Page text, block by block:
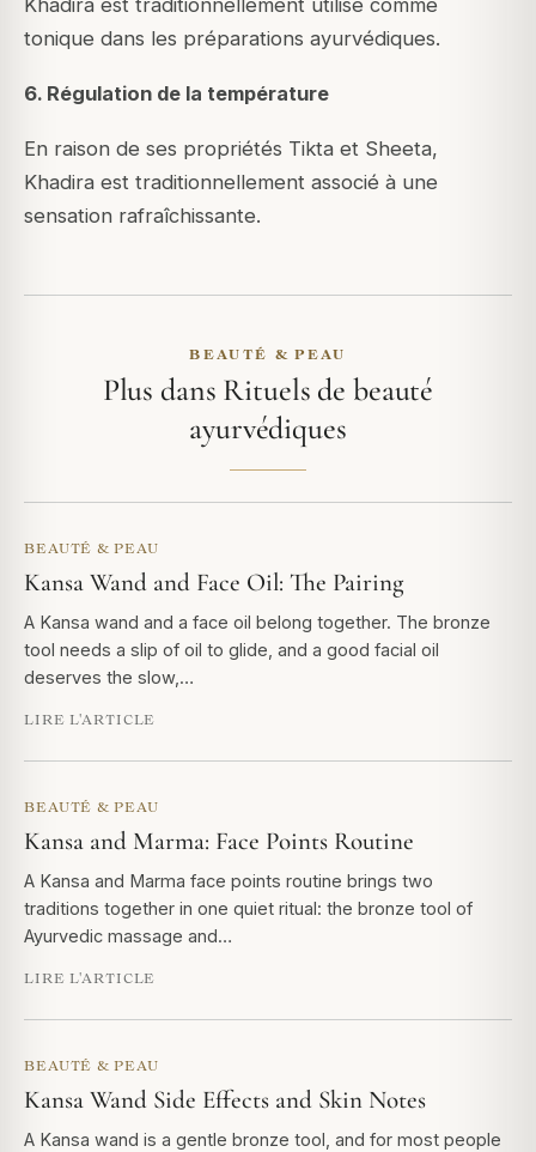
tonique dans les préparations ayurvédiques.
6. Régulation de la température
En raison de ses propriétés Tikta et Sheeta,
Khadira est traditionnellement associé à une
sensation rafraîchissante.
BEAUTÉ & PEAU
Plus dans Rituels de beauté
ayurvédiques
BEAUTÉ & PEAU
Kansa Wand and Face Oil: The Pairing
A Kansa wand and a face oil belong together. The bronze
tool needs a slip of oil to glide, and a good facial oil
deserves the slow,…
LIRE L'ARTICLE
BEAUTÉ & PEAU
Kansa and Marma: Face Points Routine
A Kansa and Marma face points routine brings two
traditions together in one quiet ritual: the bronze tool of
Ayurvedic massage and…
LIRE L'ARTICLE
BEAUTÉ & PEAU
Kansa Wand Side Effects and Skin Notes
A Kansa wand is a gentle bronze tool, and for most people